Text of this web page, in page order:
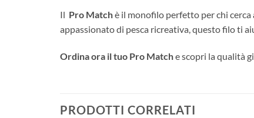
Il Pro Matchè il monofilo perfetto per chi cerca
appassionato di pesca ricreativa, questo filo ti
Ordina ora il tuo Pro Matche scopri la qualità
PRODOTTI CORRELATI